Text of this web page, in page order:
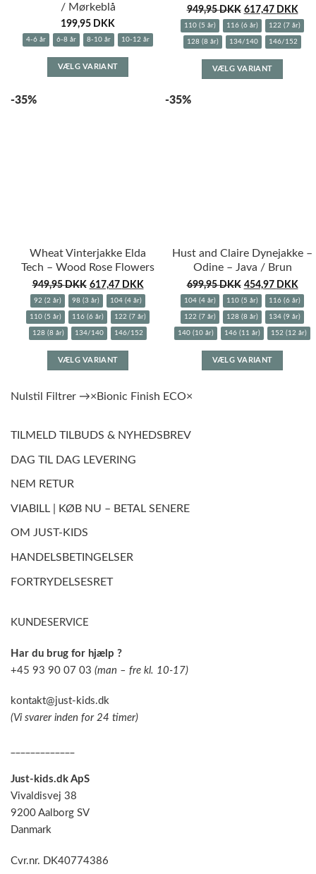
/ Mørkeblå
199,95 DKK
4-6 år 6-8 år 8-10 år 10-12 år
VÆLG VARIANT
Dette
949,95DKK 617,47 DKK
110 (5 år) 116 (6 år) 122 (7 år)
128 (8 år) 134/140 146/152
VÆLG VARIANT
Dette
-35%
Wheat Vinterjakke Elda
Tech – Wood Rose Flowers
949,95DKK 617,47 DKK
92 (2 år) 98 (3 år) 104 (4 år)
110 (5 år) 116 (6 år) 122 (7 år)
128 (8 år) 134/140 146/152
VÆLG VARIANT
Dette
flere
kan
-35%
Hust and Claire Dynejakke –
Odine – Java / Brun
699,95DKK 454,97 DKK
104 (4 år) 110 (5 år) 116 (6 år)
122 (7 år) 128 (8 år) 134 (9 år)
140 (10 år) 146 (11 år) 152 (12 år)
VÆLG VARIANT
Dette
Nulstil Filtrer →× Bionic Finish ECO×
TILMELD TILBUDS & NYHEDSBREV
DAG TIL DAG LEVERING
NEM RETUR
VIABILL | KØB NU – BETAL SENERE
OM JUST-KIDS
HANDELSBETINGELSER
FORTRYDELSESRET
KUNDESERVICE
Har du brug for hjælp ?
+45 93 90 07 03 (man – fre kl. 10-17)
kontakt@just-kids.dk
(Vi svarer inden for 24 timer)
Just-kids.dk ApS
Vivaldisvej 38
9200 Aalborg SV
Danmark
Cvr.nr. DK40774386